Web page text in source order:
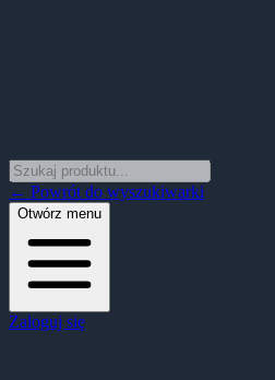
← Powrót do wyszukiwarki
Otwórz menu
Zaloguj się